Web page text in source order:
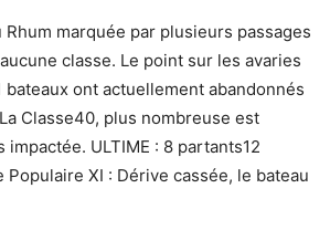
Rhum marquée par plusieurs passages
classe. Le point sur les avaries
bateaux ont actuellement abandonnés
Classe40, plus nombreuse est
ULTIME : 8 partants12
Populaire XI : Dérive cassée, le bateau